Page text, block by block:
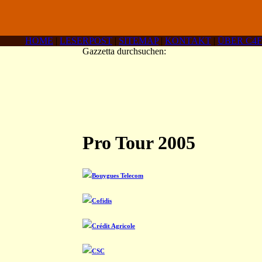
HOME | LESERPOST | SITEMAP| KONTAKT | ÜBER C4F
Gazzetta durchsuchen:
Pro Tour 2005
Bouygues Telecom
Cofidis
Crédit Agricole
CSC